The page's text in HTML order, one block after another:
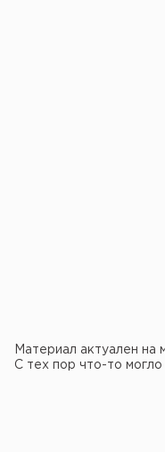
Материал актуален на
С тех пор что-то могло